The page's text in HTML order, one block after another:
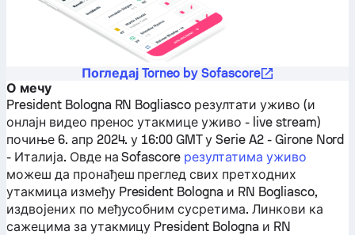
Погледај Torneo by Sofascore
О мечу
President Bologna RN Bogliasco резултати уживо (и
онлајн видео пренос утакмице уживо - live stream)
почиње 6. апр 2024. у 16:00 GMT у Serie A2 - Girone Nord
- Италија. Овде на Sofascore резултатима уживо
можеш да пронађеш преглед свих претходних
утакмица између President Bologna и RN Bogliasco,
издвојених по међусобним сусретима. Линкови ка
сажецима за утакмицу President Bologna и RN